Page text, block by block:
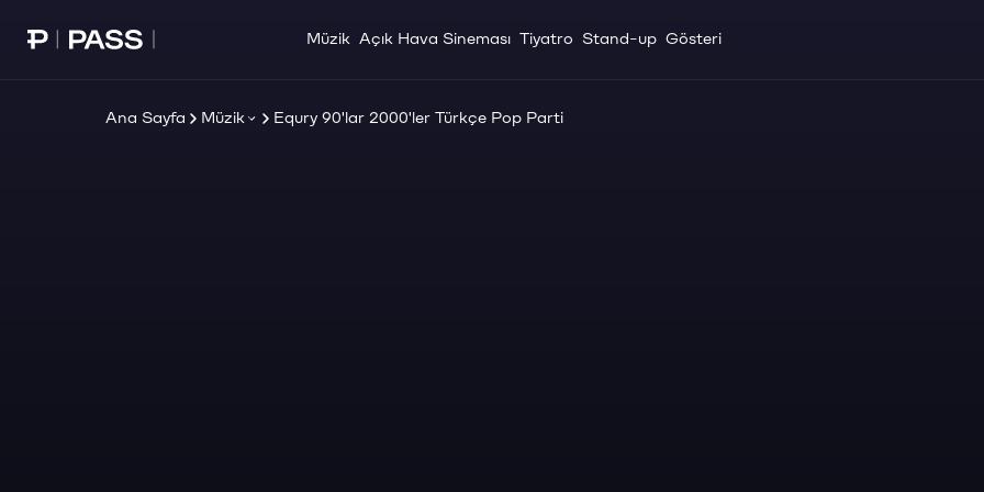
Paribu Pass Ana Sayfa Müzik Açık Hava Sineması Tiyatro Stand-up Gösteri
Ana Sayfa Müzik Equry 90'lar 2000'ler Türkçe Pop Parti